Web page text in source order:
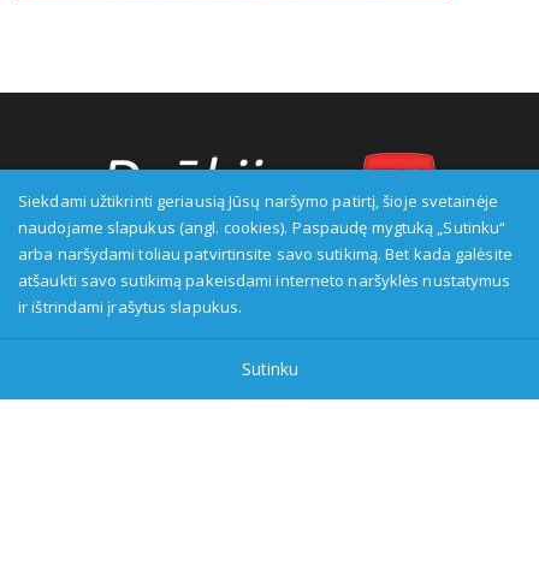
Transliuotojas: VšĮ Alytaus regioninė televizija, įmonės kodas:
149916583, adresas: Kranto g. 33, LT-62147 Alytus, priežiūros
www.etikoskomisija.lt. Informacija apie galimus pažeidimus gali
būti teikiama Lietuvos radijo ir televizijos komisijai (www.rtk.lt)
Siekdami užtikrinti geriausią Jūsų naršymo patirtį, šioje svetainėje
naudojame slapukus (angl. cookies). Paspaudę mygtuką „Sutinku“
arba naršydami toliau patvirtinsite savo sutikimą. Bet kada galėsite
atšaukti savo sutikimą pakeisdami interneto naršyklės nustatymus
ir ištrindami įrašytus slapukus.
Sutinku